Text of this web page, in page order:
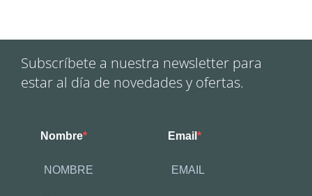
Subscríbete a nuestra newsletter para
estar al día de novedades y ofertas.
Nombre Email